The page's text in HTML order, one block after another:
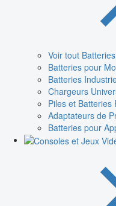
Voir tout
Batteries pour
Batteries
Chargeurs
Piles et Batteries
Adaptateurs de
Batteries pour